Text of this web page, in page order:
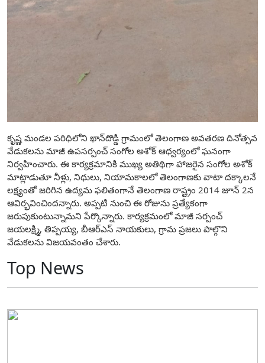
కృష్ణ మండల పరిధిలోని ఖాన్‌దొడ్డి గ్రామంలో తెలంగాణ అవతరణ దినోత్సవ
వేడుకలను మాజీ ఉపసర్పంచ్ సంగోల అశోక్ ఆధ్వర్యంలో ఘనంగా
నిర్వహించారు. ఈ కార్యక్రమానికి ముఖ్య అతిథిగా హాజరైన సంగోల అశోక్
మాట్లాడుతూ నీళ్లు, నిధులు, నియామకాలలో తెలంగాణకు వాటా దక్కాలనే
లక్ష్యంతో జరిగిన ఉద్యమ ఫలితంగానే తెలంగాణ రాష్ట్రం 2014 జూన్ 2న
ఆవిర్భవించిందన్నారు. అప్పటి నుంచి ఈ రోజును ప్రత్యేకంగా
జరుపుకుంటున్నామని పేర్కొన్నారు. కార్యక్రమంలో మాజీ సర్పంచ్
జయలక్ష్మి, తిప్పయ్య, బీఆర్ఎస్ నాయకులు, గ్రామ ప్రజలు పాల్గొని
వేడుకలను విజయవంతం చేశారు.
Top News